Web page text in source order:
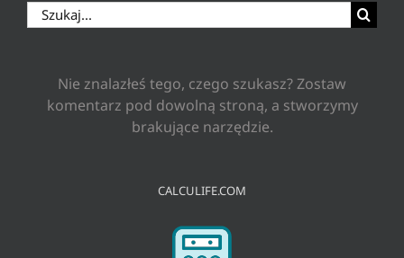
Szukaj
Nie znalazłeś tego, czego szukasz? Zostaw
komentarz pod dowolną stroną, a stworzymy
brakujące narzędzie.
CALCULIFE.COM